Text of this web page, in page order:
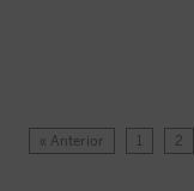
« Anterior 1 2